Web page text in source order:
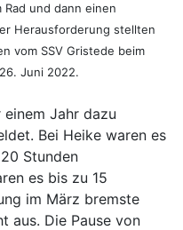
Rad und dann einen
Herausforderung stellten
vom SSV Gristede beim
Juni 2022.
Jahr dazu
Bei Heike waren es
Stunden
es bis zu 15
im März bremste
aus. Die Pause von